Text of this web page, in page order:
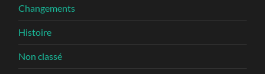
Changements
Histoire
Non classé